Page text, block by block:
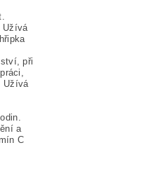
Užívá
při
Užívá
a
C